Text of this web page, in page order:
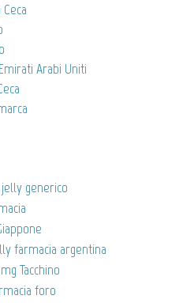
Arabi Uniti
generico
farmacia argentina
Tacchino
foro